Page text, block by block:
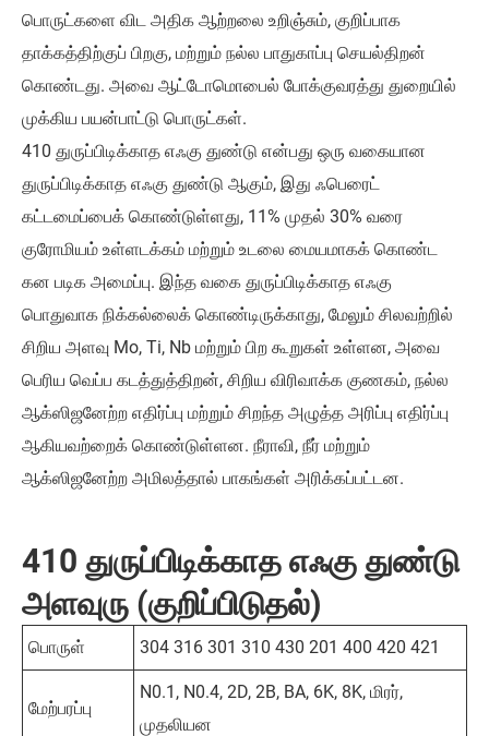
பொருட்களை விட அதிக ஆற்றலை உறிஞ்சும், குறிப்பாக
தாக்கத்திற்குப் பிறகு, மற்றும் நல்ல பாதுகாப்பு செயல்திறன்
கொண்டது. அவை ஆட்டோமொபைல் போக்குவரத்து துறையில்
முக்கிய பயன்பாட்டு பொருட்கள்.
410 துருப்பிடிக்காத எஃகு துண்டு என்பது ஒரு வகையான
துருப்பிடிக்காத எஃகு துண்டு ஆகும், இது ஃபெரைட்
கட்டமைப்பைக் கொண்டுள்ளது, 11% முதல் 30% வரை
குரோமியம் உள்ளடக்கம் மற்றும் உடலை மையமாகக் கொண்ட
கன படிக அமைப்பு. இந்த வகை துருப்பிடிக்காத எஃகு
பொதுவாக நிக்கல்லைக் கொண்டிருக்காது, மேலும் சிலவற்றில்
சிறிய அளவு Mo, Ti, Nb மற்றும் பிற கூறுகள் உள்ளன, அவை
பெரிய வெப்ப கடத்துத்திறன், சிறிய விரிவாக்க குணகம், நல்ல
ஆக்ஸிஜனேற்ற எதிர்ப்பு மற்றும் சிறந்த அழுத்த அரிப்பு எதிர்ப்பு
ஆகியவற்றைக் கொண்டுள்ளன. நீராவி, நீர் மற்றும்
ஆக்ஸிஜனேற்ற அமிலத்தால் பாகங்கள் அரிக்கப்பட்டன.
410 துருப்பிடிக்காத எஃகு துண்டு
அளவுரு (குறிப்பிடுதல்)
பொருள் 304 316 301 310 430 201 400 420 421
மேற்பரப்பு
N0.1, N0.4, 2D, 2B, BA, 6K, 8K, மிரர்,
முதலியன